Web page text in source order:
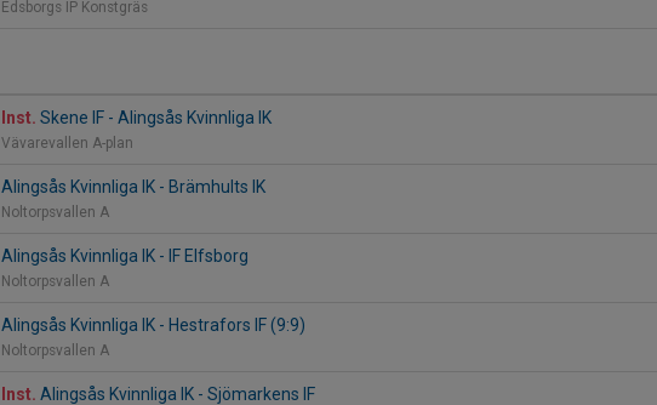
Edsborgs IP Konstgräs
Inst. Skene IF - Alingsås Kvinnliga IK
Vävarevallen A-plan
Alingsås Kvinnliga IK - Brämhults IK
Noltorpsvallen A
Alingsås Kvinnliga IK - IF Elfsborg
Noltorpsvallen A
Alingsås Kvinnliga IK - Hestrafors IF (9:9)
Noltorpsvallen A
Inst. Alingsås Kvinnliga IK - Sjömarkens IF